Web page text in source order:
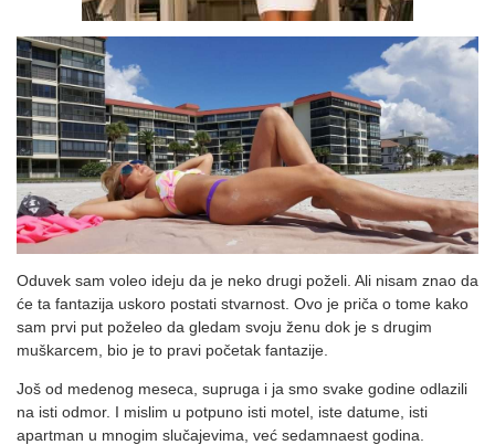
Oduvek sam voleo ideju da je neko drugi poželi. Ali nisam znao da
će ta fantazija uskoro postati stvarnost. Ovo je priča o tome kako
sam prvi put poželeo da gledam svoju ženu dok je s drugim
muškarcem, bio je to pravi početak fantazije.
Još od medenog meseca, supruga i ja smo svake godine odlazili
na isti odmor. I mislim u potpuno isti motel, iste datume, isti
apartman u mnogim slučajevima, već sedamnaest godina.